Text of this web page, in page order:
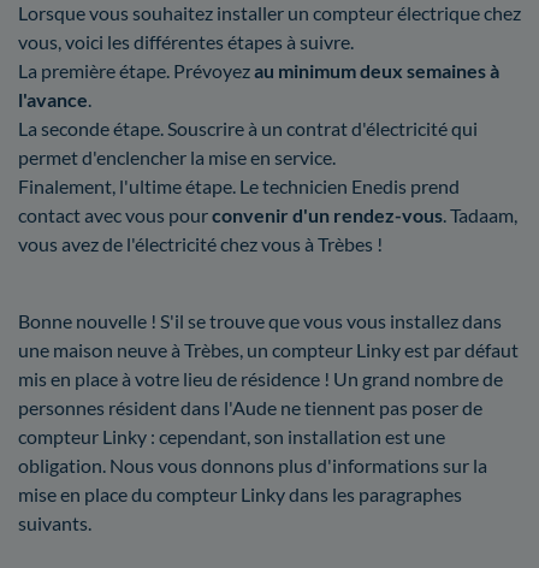
Lorsque vous souhaitez installer un compteur électrique chez
vous, voici les différentes étapes à suivre.
La première étape. Prévoyezau minimum deux semaines à
l'avance.
La seconde étape. Souscrire à un contrat d'électricité qui
permet d'enclencher la mise en service.
Finalement, l'ultime étape. Le technicien Enedis prend
contact avec vous pourconvenir d'un rendez-vous. Tadaam,
vous avez de l'électricité chez vous à Trèbes !
Bonne nouvelle ! S'il se trouve que vous vous installez dans
une maison neuve à Trèbes, un compteur Linky est par défaut
mis en place à votre lieu de résidence ! Un grand nombre de
personnes résident dans l'Aude ne tiennent pas poser de
compteur Linky : cependant, son installation est une
obligation. Nous vous donnons plus d'informations sur la
mise en place du compteur Linky dans les paragraphes
suivants.